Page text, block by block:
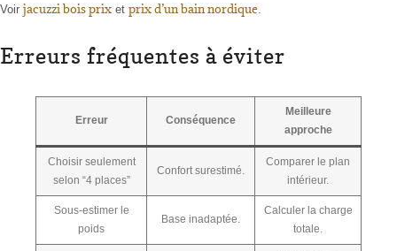
Voir jacuzzi bois prix et prix d’un bain nordique.
Erreurs fréquentes à éviter
Erreur Conséquence
Meilleure
approche
Choisir seulement
selon “4 places”
Confort surestimé.
Comparer le plan
intérieur.
Sous-estimer le
poids
Base inadaptée.
Calculer la charge
totale.